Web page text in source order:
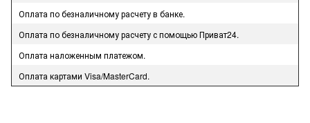
Оплата по безналичному расчету в банке.
Оплата по безналичному расчету с помощью Приват24.
Оплата наложенным платежом.
Оплата картами Visa/MasterCard.